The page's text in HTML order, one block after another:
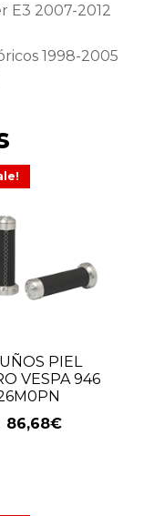
E3 2007-2012
1998-2005
PIEL
VESPA 946
86,68€